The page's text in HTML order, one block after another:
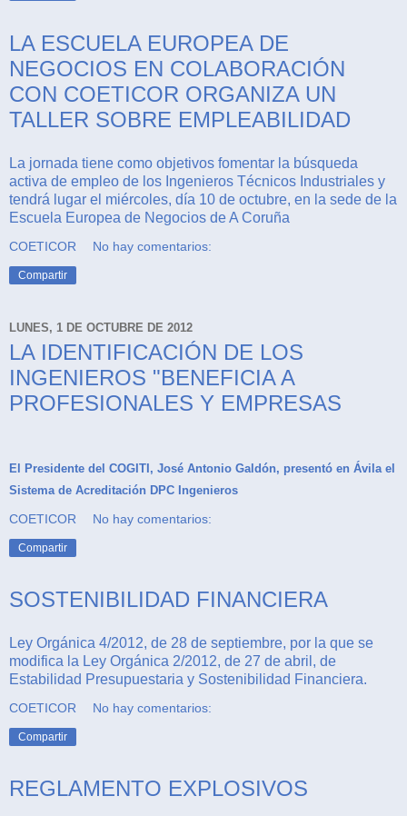
LA ESCUELA EUROPEA DE
NEGOCIOS EN COLABORACIÓN
CON COETICOR ORGANIZA UN
TALLER SOBRE EMPLEABILIDAD
La jornada tiene como objetivos fomentar la búsqueda
activa de empleo de los Ingenieros Técnicos Industriales y
tendrá lugar el miércoles, día 10 de octubre, en la sede de la
Escuela Europea de Negocios de A Coruña
COETICOR No hay comentarios:
Compartir
LUNES, 1 DE OCTUBRE DE 2012
LA IDENTIFICACIÓN DE LOS
INGENIEROS "BENEFICIA A
PROFESIONALES Y EMPRESAS
El Presidente del COGITI, José Antonio Galdón, presentó en Ávila el
Sistema de Acreditación DPC Ingenieros
COETICOR No hay comentarios:
Compartir
SOSTENIBILIDAD FINANCIERA
Ley Orgánica 4/2012, de 28 de septiembre, por la que se
modifica la Ley Orgánica 2/2012, de 27 de abril, de
Estabilidad Presupuestaria y Sostenibilidad Financiera.
COETICOR No hay comentarios:
Compartir
REGLAMENTO EXPLOSIVOS